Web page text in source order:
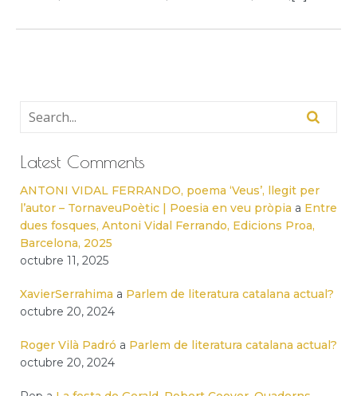
Latest Comments
ANTONI VIDAL FERRANDO, poema ‘Veus’, llegit per
l’autor – TornaveuPoètic | Poesia en veu pròpia a Entre
dues fosques, Antoni Vidal Ferrando, Edicions Proa,
Barcelona, 2025
octubre 11, 2025
XavierSerrahima a Parlem de literatura catalana actual?
octubre 20, 2024
Roger Vilà Padró a Parlem de literatura catalana actual?
octubre 20, 2024